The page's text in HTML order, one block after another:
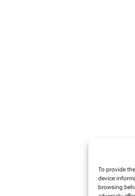
To provide
device
browsing